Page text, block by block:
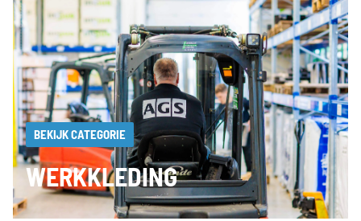
BEKIJK CATEGORIE
WERKKLEDING